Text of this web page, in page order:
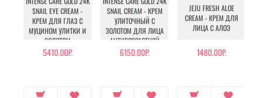
SNAIL EYE CREAM -
КРЕМ ДЛЯ ГЛАЗ С
МУЦИНОМ УЛИТКИ И
ЗОЛОТОМ
5410.00Р.
SNAIL CREAM - КРЕМ
УЛИТОЧНЫЙ С
ЗОЛОТОМ ДЛЯ ЛИЦА
АНТИВОЗРАСТНОЙ
6150.00Р.
JEJU FRESH ALOE
CREAM - КРЕМ ДЛЯ
ЛИЦА С АЛОЭ
1480.00Р.